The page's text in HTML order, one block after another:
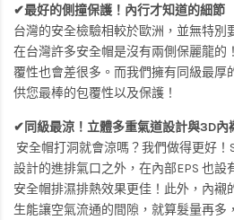
✔最好的側撞保護！內行才知道的細節
台灣的安全檢驗相較於歐洲，並無特別
在台灣許多安全帽是沒有兩側保麗龍的
覆性也會差很多。而我們擁有同級最厚
供您最棒的包覆性以及保護！
✔同級最涼！立體多重氣道設計與3D內
安全帽打洞就會涼嗎？我們做得更好！
設計的進排氣口之外，在內部EPS 也設
安全帽排濕排熱效果更佳！此外，內襯
生能讓空氣流通的間隙，就算髮量再多